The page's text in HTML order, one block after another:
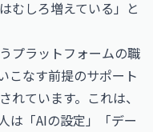
むしろ増えている」と
プラットフォームの職
こなす前提のサポート
ています。これは、
は「AIの設定」「デー